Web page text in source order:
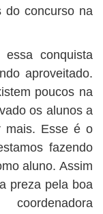
do concurso na
conquista
aproveitado.
poucos na
os alunos a
mais. Esse é o
fazendo
aluno. Assim
preza pela boa